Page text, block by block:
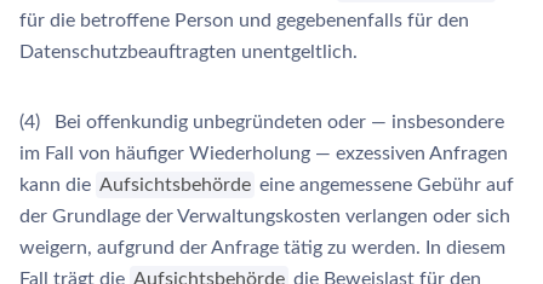
für die betroffene Person und gegebenenfalls für den
Datenschutzbeauftragten unentgeltlich.
(4) Bei offenkundig unbegründeten oder — insbesondere
im Fall von häufiger Wiederholung — exzessiven Anfragen
kann die Aufsichtsbehörde eine angemessene Gebühr auf
der Grundlage der Verwaltungskosten verlangen oder sich
weigern, aufgrund der Anfrage tätig zu werden. In diesem
Fall trägt die Aufsichtsbehörde die Beweislast für den